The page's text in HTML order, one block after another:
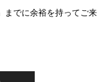
までに余裕を持ってご来